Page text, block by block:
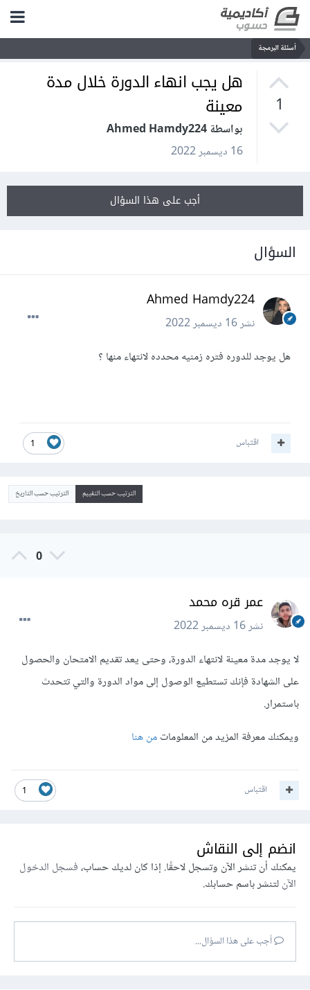
أسئلة البرمجة
1
هل يجب انهاء الدورة خلال مدة
معينة
بواسطة Ahmed Hamdy224
16 ديسمبر 2022
أجب على هذا السؤال
السؤال
Ahmed Hamdy224
نشر16 ديسمبر 2022
هل يوجد للدوره فتره زمنيه محدده لانتهاء منها ؟
1 اقتباس
الترتيب حسب التقييم الترتيب حسب التاريخ
0
عمر قره محمد
نشر16 ديسمبر 2022
لا يوجد مدة معينة لانتهاء الدورة، وحتى يعد تقديم الامتحان والحصول
على الشهادة فإنك تستطيع الوصول إلى مواد الدورة والتي تتحدث
باستمرار.
ويمكنك معرفة المزيد من المعلوماتمن هنا
1 اقتباس
انضم إلى النقاش
يمكنك أن تنشر الآن وتسجل لاحقًا. إذا كان لديك حساب،فسجل الدخول
الآنلتنشر باسم حسابك.
أجب على هذا السؤال...